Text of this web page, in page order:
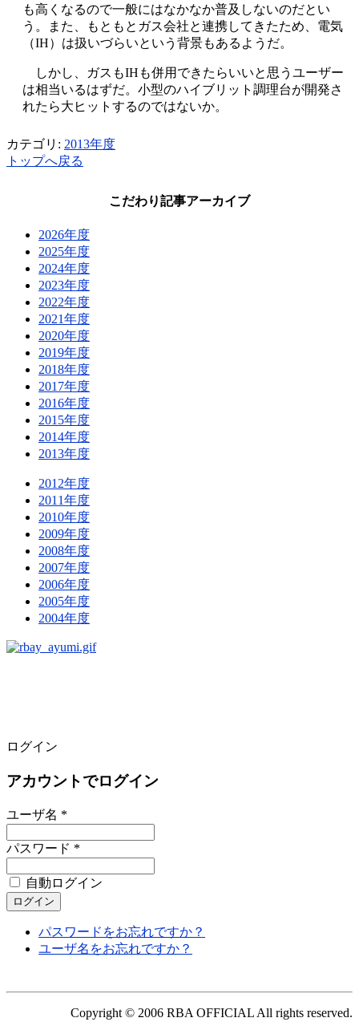
も高くなるので一般にはなかなか普及しないのだとい
う。また、もともとガス会社と連携してきたため、電気
（IH）は扱いづらいという背景もあるようだ。
しかし、ガスもIHも併用できたらいいと思うユーザー
は相当いるはずだ。小型のハイブリット調理台が開発さ
れたら大ヒットするのではないか。
カテゴリ: 2013年度
トップへ戻る
こだわり記事アーカイブ
2026年度
2025年度
2024年度
2023年度
2022年度
2021年度
2020年度
2019年度
2018年度
2017年度
2016年度
2015年度
2014年度
2013年度
2012年度
2011年度
2010年度
2009年度
2008年度
2007年度
2006年度
2005年度
2004年度
ログイン
アカウントでログイン
ユーザ名 *
パスワード *
自動ログイン
パスワードをお忘れですか？
ユーザ名をお忘れですか？
Copyright © 2006 RBA OFFICIAL All rights reserved.